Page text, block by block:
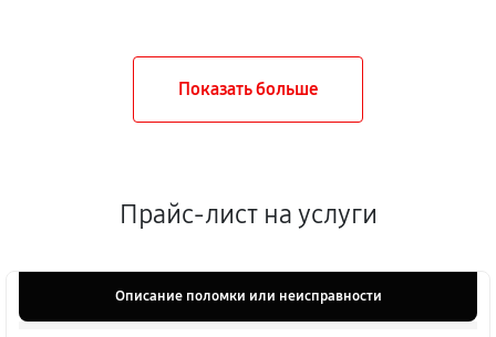
Прайс-лист на услуги
Описание поломки или неисправности